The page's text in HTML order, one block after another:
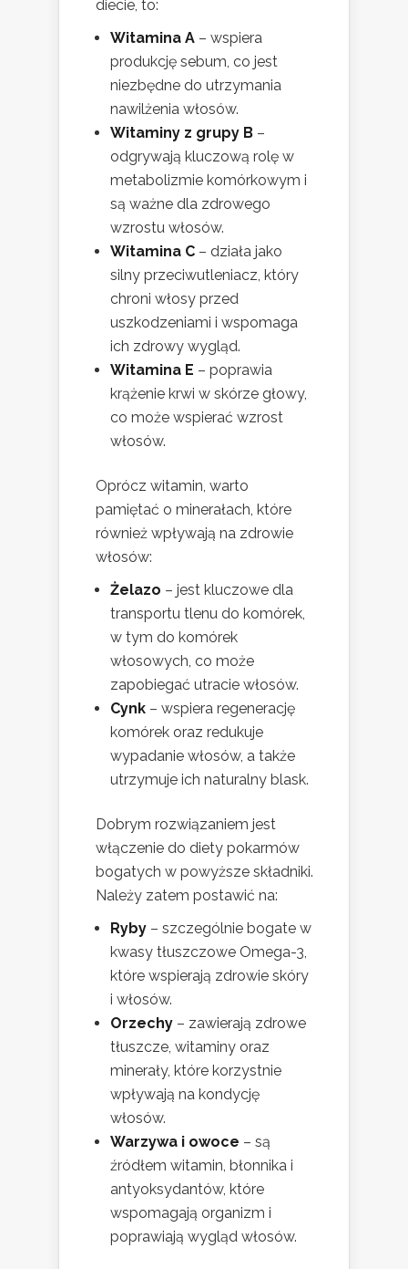
diecie, to:
Witamina A – wspiera
produkcję sebum, co jest
niezbędne do utrzymania
nawilżenia włosów.
Witaminy z grupy B –
odgrywają kluczową rolę w
metabolizmie komórkowym i
są ważne dla zdrowego
wzrostu włosów.
Witamina C – działa jako
silny przeciwutleniacz, który
chroni włosy przed
uszkodzeniami i wspomaga
ich zdrowy wygląd.
Witamina E – poprawia
krążenie krwi w skórze głowy,
co może wspierać wzrost
włosów.
Oprócz witamin, warto
pamiętać o minerałach, które
również wpływają na zdrowie
włosów:
Żelazo – jest kluczowe dla
transportu tlenu do komórek,
w tym do komórek
włosowych, co może
zapobiegać utracie włosów.
Cynk – wspiera regenerację
komórek oraz redukuje
wypadanie włosów, a także
utrzymuje ich naturalny blask.
Dobrym rozwiązaniem jest
włączenie do diety pokarmów
bogatych w powyższe składniki.
Należy zatem postawić na:
Ryby – szczególnie bogate w
kwasy tłuszczowe Omega-3,
które wspierają zdrowie skóry
i włosów.
Orzechy – zawierają zdrowe
tłuszcze, witaminy oraz
minerały, które korzystnie
wpływają na kondycję
włosów.
Warzywa i owoce – są
źródłem witamin, błonnika i
antyoksydantów, które
wspomagają organizm i
poprawiają wygląd włosów.